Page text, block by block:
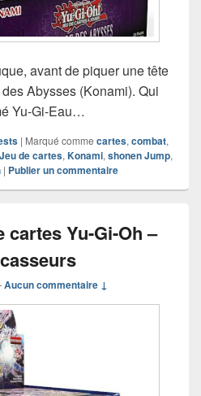
avant de piquer une tête
Abysses (Konami). Qui
Yu-Gi-Eau…
| Marqué comme cartes, combat,
Jeu de cartes, Konami, shonen Jump,
| Publier un commentaire
cartes Yu-Gi-Oh –
Aucun commentaire ↓